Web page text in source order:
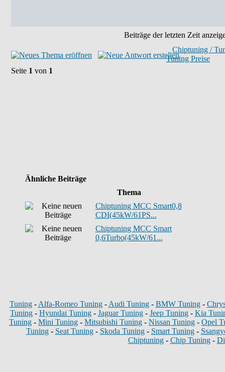
Beiträge der letzten Zeit
Chiptuning /
Tuning Preise
Seite 1 von 1
Ähnliche Beiträge
Thema
Chiptuning MCC Smart0,8
CDI(45kW/61PS...
Chiptuning MCC Smart
0,6Turbo(45kW/61...
Tuning- Alfa-Romeo Tuning- Audi Tuning- BMW Tuning-
Tuning - Hyundai Tuning - Jaguar Tuning - Jeep Tuning - Kia
Tuning - Mini Tuning - Mitsubishi Tuning - Nissan Tuning - Opel
Tuning- Seat Tuning- Skoda Tuning- Smart Tuning-
Chiptuning- Chip Tuning-